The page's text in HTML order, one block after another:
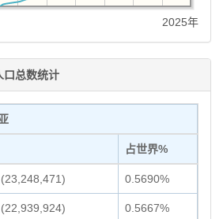
2025年
口总数统计
占世界%
0.5690%
0.5667%